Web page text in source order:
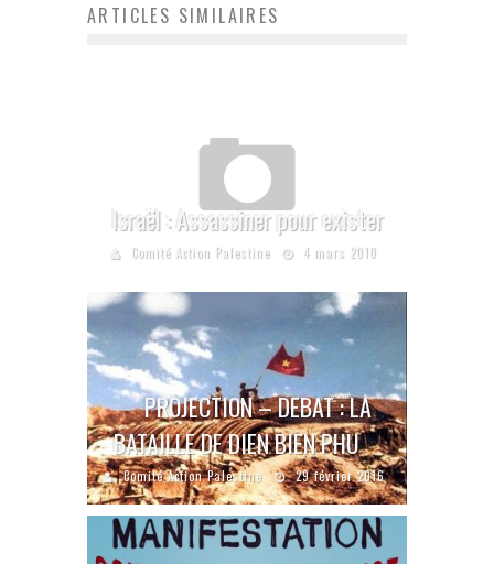
ARTICLES SIMILAIRES
Israël : Assassiner pour exister
Comité Action Palestine 4 mars 2010
PROJECTION – DEBAT : LA
BATAILLE DE DIEN BIEN PHU
Comité Action Palestine 29 février 2016